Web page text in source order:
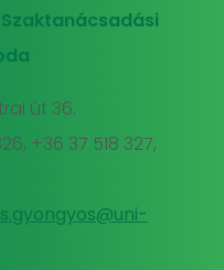
Szaktanácsadási
út 36.
+36 37 518 327,